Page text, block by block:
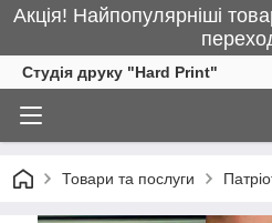
Акція! Найпопулярніші
Студія друку "Hard Print"
Товари та послуги